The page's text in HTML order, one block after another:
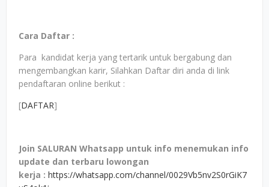
Cara Daftar :
Para kandidat kerja yang tertarik untuk bergabung dan
mengembangkan karir, Silahkan Daftar diri anda di link
pendaftaran online berikut :
[DAFTAR]
Join SALURAN Whatsapp untuk info menemukan info
update dan terbaru lowongan
kerja : https://whatsapp.com/channel/0029Vb5nv2S0rGiK7